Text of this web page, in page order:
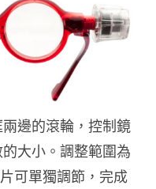
兩邊的滾輪，控制鏡
大小。調整範圍為
可單獨調節，完成